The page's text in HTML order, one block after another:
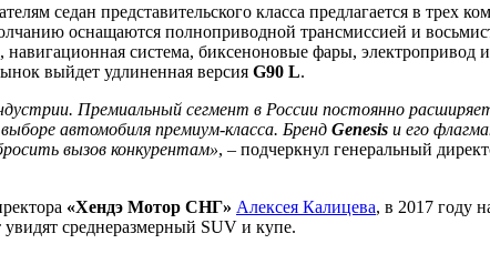
седан представительского класса предлагается в трех
оснащаются полноприводной трансмиссией и
система, биксеноновые фары, электропривод
выйдет удлиненная версия G90 L.
Премиальный сегмент в России постоянно
автомобиля премиум-класса. Бренд Genesis и его
вызов конкурентам», – подчеркнул генеральный
«Хендэ Мотор СНГ» Алексея Калицева, в 2017 году
увидят среднеразмерный SUV и купе.